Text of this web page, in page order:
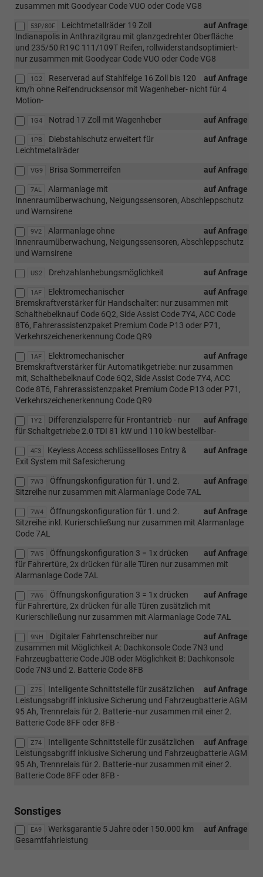
zusammen mit Goodyear Code VUO oder Code VG8
53P/80F auf Anfrage
Leichtmetallräder 19 Zoll
Indianapolis in Anthrazitgrau mit glanzgedrehter Oberfläche
und 235/50 R19C 111/109T Reifen, rollwiderstandsoptimiert-
nur zusammen mit Goodyear Code VUO oder Code VG8
1G2 auf Anfrage
Reserverad auf Stahlfelge 16 Zoll bis 120
km/h ohne Reifendrucksensor mit Wagenheber- nicht für 4
Motion-
1G4 auf Anfrage
Notrad 17 Zoll mit Wagenheber
1PB auf Anfrage
Diebstahlschutz erweitert für
Leichtmetallräder
VG9 auf Anfrage
Brisa Sommerreifen
7AL auf Anfrage
Alarmanlage mit
Innenraumüberwachung, Neigungssensoren, Abschleppschutz
und Warnsirene
9V2 auf Anfrage
Alarmanlage ohne
Innenraumüberwachung, Neigungssensoren, Abschleppschutz
und Warnsirene
US2 auf Anfrage
Drehzahlanhebungsmöglichkeit
1AF auf Anfrage
Elektromechanischer
Bremskraftverstärker für Handschalter: nur zusammen mit
Schalthebelknauf Code 6Q2, Side Assist Code 7Y4, ACC Code
8T6, Fahrerassistenzpaket Premium Code P13 oder P71,
Verkehrszeichenerkennung Code QR9
1AF auf Anfrage
Elektromechanischer
Bremskraftverstärker für Automatikgetriebe: nur zusammen
mit, Schalthebelknauf Code 6Q2, Side Assist Code 7Y4, ACC
Code 8T6, Fahrerassistenzpaket Premium Code P13 oder P71,
Verkehrszeichenerkennung Code QR9
1Y2 auf Anfrage
Differenzialsperre für Frontantrieb - nur
für Schaltgetriebe 2.0 TDI 81 kW und 110 kW bestellbar-
4F3 auf Anfrage
Keyless Access schlüssellloses Entry &
Exit System mit Safesicherung
7W3 auf Anfrage
Öffnungskonfiguration für 1. und 2.
Sitzreihe nur zusammen mit Alarmanlage Code 7AL
7W4 auf Anfrage
Öffnungskonfiguration für 1. und 2.
Sitzreihe inkl. Kurierschließung nur zusammen mit Alarmanlage
Code 7AL
7W5 auf Anfrage
Öffnungskonfiguration 3 = 1x drücken
für Fahrertüre, 2x drücken für alle Türen nur zusammen mit
Alarmanlage Code 7AL
7W6 auf Anfrage
Öffnungskonfiguration 3 = 1x drücken
für Fahrertüre, 2x drücken für alle Türen zusätzlich mit
Kurierschließung nur zusammen mit Alarmanlage Code 7AL
9NH auf Anfrage
Digitaler Fahrtenschreiber nur
zusammen mit Möglichkeit A: Dachkonsole Code 7N3 und
Fahrzeugbatterie Code J0B oder Möglichkeit B: Dachkonsole
Code 7N3 und 2. Batterie Code 8FB
Z75 auf Anfrage
Intelligente Schnittstelle für zusätzlichen
Leistungsabgriff inklusive Sicherung und Fahrzeugbatterie AGM
95 Ah, Trennrelais für 2. Batterie -nur zusammen mit einer 2.
Batterie Code 8FF oder 8FB -
Z74 auf Anfrage
Intelligente Schnittstelle für zusätzlichen
Leistungsabgriff inklusive Sicherung und Fahrzeugbatterie AGM
95 Ah, Trennrelais für 2. Batterie -nur zusammen mit einer 2.
Batterie Code 8FF oder 8FB -
Sonstiges
EA9 auf Anfrage
Werksgarantie 5 Jahre oder 150.000 km
Gesamtfahrleistung